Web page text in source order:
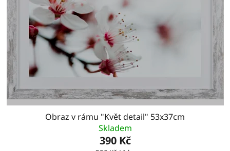
Obraz v rámu "Květ detail" 53x37cm
Skladem
390 Kč